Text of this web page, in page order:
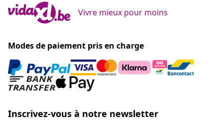
Vivre mieux pour moins
Modes de paiement pris en charge
Inscrivez-vous à notre newsletter